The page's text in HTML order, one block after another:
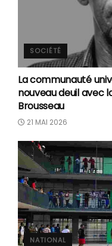
SOCIÉTÉ
La communauté
nouveau deuil avec
Brousseau
21 MAI 2026
NATIONAL